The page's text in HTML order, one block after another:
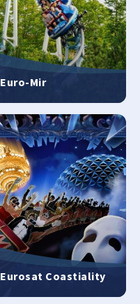
Euro-Mir
Eurosat Coastiality